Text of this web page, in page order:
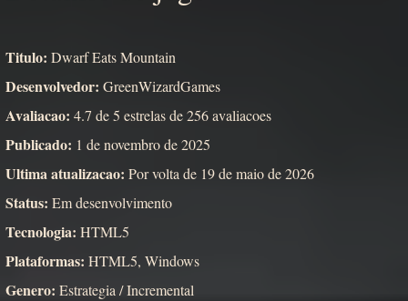
Titulo: Dwarf Eats Mountain
Desenvolvedor: GreenWizardGames
Avaliacao: 4.7 de 5 estrelas de 256 avaliacoes
Publicado: 1 de novembro de 2025
Ultima atualizacao: Por volta de 19 de maio de 2026
Status: Em desenvolvimento
Tecnologia: HTML5
Plataformas: HTML5, Windows
Genero: Estrategia / Incremental